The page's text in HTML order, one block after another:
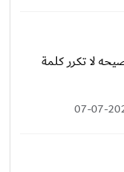
لا تكرر كلمة
07-07-